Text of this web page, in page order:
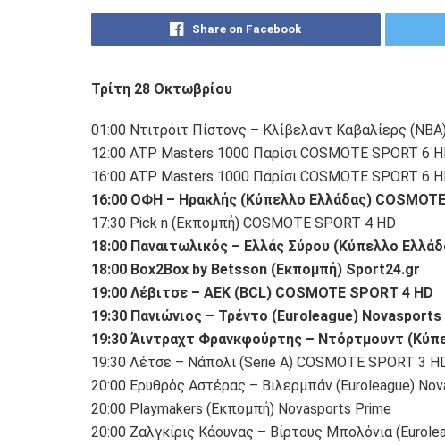
Share on Facebook
Τρίτη 28 Οκτωβρίου
01:00 Ντιτρόιτ Πίστονς – Κλίβελαντ Καβαλίερς
12:00 ATP Masters 1000 Παρίσι COSMOTE SPORT 6
16:00 ATP Masters 1000 Παρίσι COSMOTE SPORT 6
16:00 ΟΦΗ – Ηρακλής (Κύπελλο Ελλάδας)
17:30 Pick n (Εκπομπή) COSMOTE SPORT 4 HD
18:00 Παναιτωλικός – Ελλάς Σύρου (Κύπελλο
18:00 Box2Box by Betsson (Εκπομπή) Sport24.gr
19:00 Λέβιτσε – ΑΕΚ (BCL) COSMOTE SPORT 4 HD
19:30 Πανιώνιος – Τρέντο (Euroleague) Novasports
19:30 Άιντραχτ Φρανκφούρτης – Ντόρτμουντ
19:30 Λέτσε – Νάπολι (Serie A) COSMOTE SPORT 3
20:00 Ερυθρός Αστέρας – Βιλερμπάν (Euroleague)
20:00 Playmakers (Εκπομπή) Novasports Prime
20:00 Ζαλγκίρις Κάουνας – Βίρτους Μπολόνια